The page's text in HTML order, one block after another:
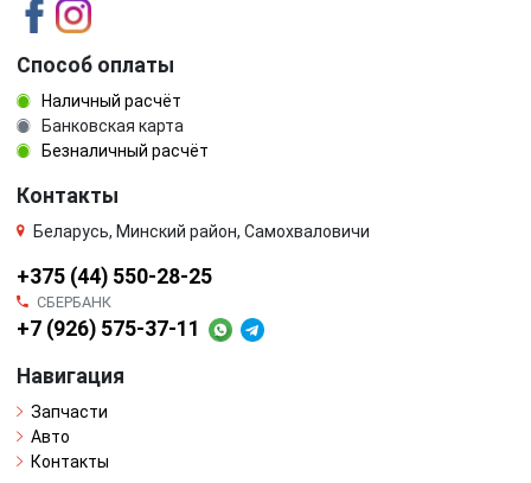
Способ оплаты
Наличный расчёт
Банковская карта
Безналичный расчёт
Контакты
Беларусь, Минский район, Самохваловичи
+375 (44) 550-28-25
СБЕРБАНК
+7 (926) 575-37-11
Навигация
Запчасти
Авто
Контакты